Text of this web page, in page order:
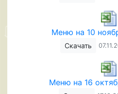
Меню на 10
Скачать
Меню на 16